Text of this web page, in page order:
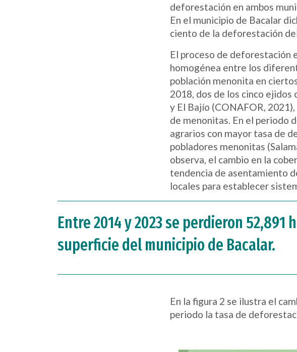
deforestación en ambos
En el municipio de Bacalar
ciento de la deforestación
El proceso de deforestación
homogénea entre los
población menonita en
2018, dos de los cinco
y El Bajío (CONAFOR,
de menonitas. En el periodo
agrarios con mayor tasa de
pobladores menonitas
observa, el cambio en la
tendencia de asentamiento
locales para establecer
Entre 2014 y 2023 se perdieron
superficie del municipio de Bacalar.
En la figura 2 se ilustra el
periodo la tasa de